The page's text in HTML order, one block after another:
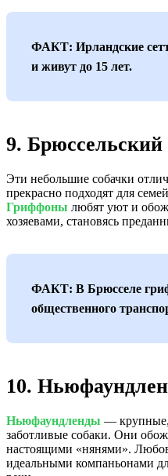
ФАКТ: Ирландские
и живут до 15 лет.
9.
Эти небольшие собачки
прекрасно подходят для
Гриффоны любят уют и
хозяевами, становясь
ФАКТ: В Брюсселе
общественного
10.
Ньюфаундленды — крупные,
заботливые собаки. Они
настоящими «нянями».
идеальными компаньонами